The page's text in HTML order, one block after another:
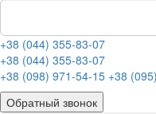
+38 (044) 355-83-07
+38 (044) 355-83-07
+38 (098) 971-54-15 +38
Обратный звонок